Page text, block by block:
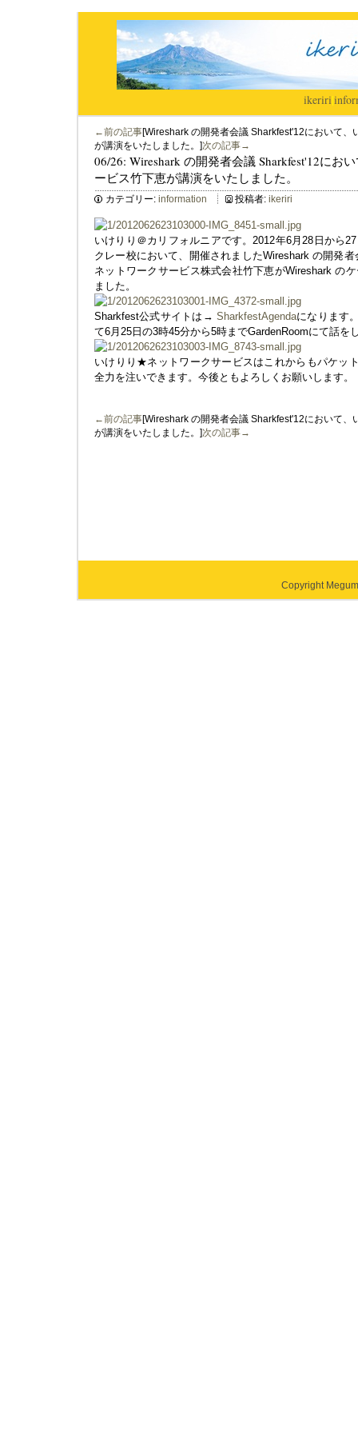
ikeriri|
←前の記事[Wireshark の開発者会議 Sharkfest'12において
が講演をいたしました。]次の記事→
06/26: Wireshark の開発者会議 Sharkfest'12にお
ービス竹下恵が講演をいたしました。
カテゴリー: information 投稿者: ikeriri
いけりり＠カリフォルニアです。2012年6月28日から
クレー校において、開催されましたWireshark の開発
ネットワークサービス株式会社竹下恵がWireshark の
ました。
Sharkfest公式サイトは→ SharkfestAgendaになります
て6月25日の3時45分から5時までGardenRoomにて話を
いけりり★ネットワークサービスはこれからもパケッ
全力を注いできます。今後ともよろしくお願いします。
←前の記事[Wireshark の開発者会議 Sharkfest'12において
が講演をいたしました。]次の記事→
Copyright